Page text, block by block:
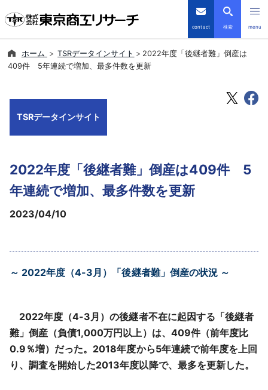
contact 検索 menu
倒産・注目企業情報
会社案内
導入事例
採用情報
よくあるご質問
English
ホーム TSRデータインサイト
2022年度「後継者難」倒産は
409件 5年連続で増加、最多件数を更新
TSRデータインサイト
2022年度「後継者難」倒産は409件 5
年連続で増加、最多件数を更新
2023/04/10
～ 2022年度（4-3月）「後継者難」倒産の状況 ～
2022年度（4-3月）の後継者不在に起因する「後継者
難」倒産（負債1,000万円以上）は、409件（前年度比
0.9％増）だった。2018年度から5年連続で前年度を上回
り、調査を開始した2013年度以降で、最多を更新した。